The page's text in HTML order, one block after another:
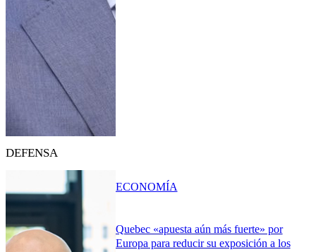
DEFENSA
Quebec «apuesta aún más fuerte» por
Europa para reducir su exposición a los
ECONOMÍA